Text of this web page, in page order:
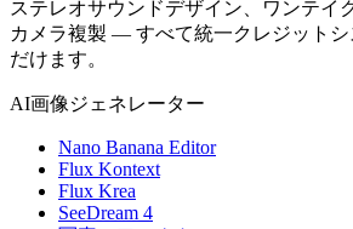
ステレオサウンドデザイン、ワンテイ
カメラ複製 — すべて統一クレジット
だけます。
AI画像ジェネレーター
Nano Banana Editor
Flux Kontext
Flux Krea
SeeDream 4